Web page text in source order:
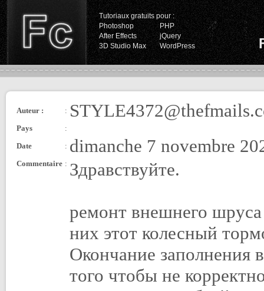
Tutoriaux gratuits pour :
Photoshop
PHP
After Effects
jQuery
3D Studio Max
WordPress
Auteur : :
Pays
:
Date
: dimanche 7 novembre
Commentaire : Здравствуйте.
ремонт внешнего
них этот колесный
Окончание заполнения
того чтобы не